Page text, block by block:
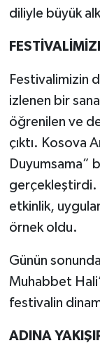
diliyle büyük
Festivalimizin
izlenen bir
öğrenilen ve
çıktı. Kosova
Duyumsama”
gerçekleştirdi.
etkinlik,
örnek oldu.
Günün
Muhabbet
festivalin
ADINA